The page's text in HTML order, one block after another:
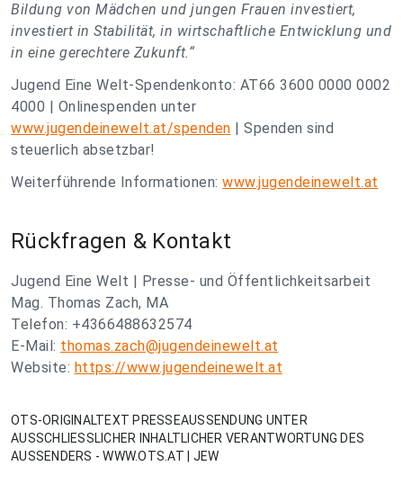
Bildung von Mädchen und jungen Frauen investiert,
investiert in Stabilität, in wirtschaftliche Entwicklung und
in eine gerechtere Zukunft.“
Jugend Eine Welt-Spendenkonto: AT66 3600 0000 0002
4000 | Onlinespenden unter
www.jugendeinewelt.at/spenden | Spenden sind
steuerlich absetzbar!
Weiterführende Informationen: www.jugendeinewelt.at
Rückfragen & Kontakt
Jugend Eine Welt | Presse- und Öffentlichkeitsarbeit
Mag. Thomas Zach, MA
Telefon: +4366488632574
E-Mail: thomas.zach@jugendeinewelt.at
Website: https://www.jugendeinewelt.at
OTS-ORIGINALTEXT PRESSEAUSSENDUNG UNTER
AUSSCHLIESSLICHER INHALTLICHER VERANTWORTUNG DES
AUSSENDERS - WWW.OTS.AT | JEW